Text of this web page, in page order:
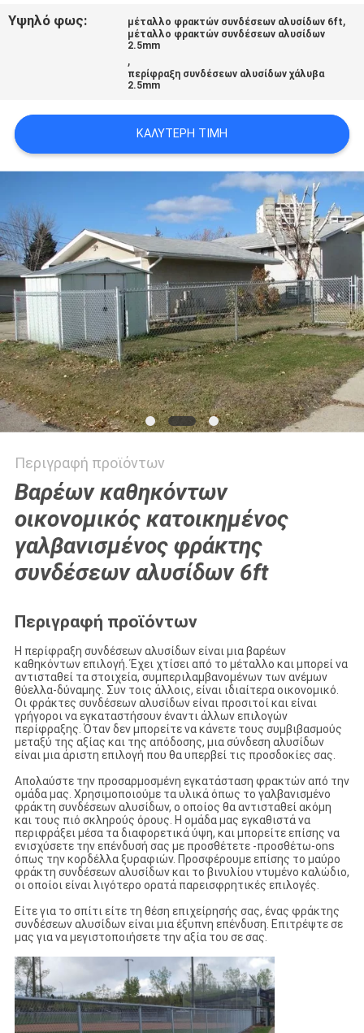
ΑΠΌΣΠΑΣΜΑ
PRIVACY
POLICY
Υψηλό φως: μέταλλο φρακτών συνδέσεων αλυσίδων 6ft,
μέταλλο φρακτών συνδέσεων αλυσίδων
2.5mm
,
περίφραξη συνδέσεων αλυσίδων χάλυβα
2.5mm
ΚΑΛΎΤΕΡΗ ΤΙΜΉ
Περιγραφή προϊόντων
Βαρέων καθηκόντων
οικονομικός κατοικημένος
γαλβανισμένος φράκτης
συνδέσεων αλυσίδων 6ft
Περιγραφή προϊόντων
Η περίφραξη συνδέσεων αλυσίδων είναι μια βαρέων
καθηκόντων επιλογή. Έχει χτίσει από το μέταλλο και μπορεί να
αντισταθεί τα στοιχεία, συμπεριλαμβανομένων των ανέμων
θύελλα-δύναμης. Συν τοις άλλοις, είναι ιδιαίτερα οικονομικό.
Οι φράκτες συνδέσεων αλυσίδων είναι προσιτοί και είναι
γρήγοροι να εγκαταστήσουν έναντι άλλων επιλογών
περίφραξης. Όταν δεν μπορείτε να κάνετε τους συμβιβασμούς
μεταξύ της αξίας και της απόδοσης, μια σύνδεση αλυσίδων
είναι μια άριστη επιλογή που θα υπερβεί τις προσδοκίες σας.
Απολαύστε την προσαρμοσμένη εγκατάσταση φρακτών από την
ομάδα μας. Χρησιμοποιούμε τα υλικά όπως το γαλβανισμένο
φράκτη συνδέσεων αλυσίδων, ο οποίος θα αντισταθεί ακόμη
και τους πιό σκληρούς όρους. Η ομάδα μας εγκαθιστά να
περιφράξει μέσα τα διαφορετικά ύψη, και μπορείτε επίσης να
ενισχύσετε την επένδυσή σας με προσθέτετε -προσθέτω-ons
όπως την κορδέλλα ξυραφιών. Προσφέρουμε επίσης το μαύρο
φράκτη συνδέσεων αλυσίδων και το βινυλίου ντυμένο καλώδιο,
οι οποίοι είναι λιγότερο ορατά παρεισφρητικές επιλογές.
Είτε για το σπίτι είτε τη θέση επιχείρησής σας, ένας φράκτης
συνδέσεων αλυσίδων είναι μια έξυπνη επένδυση. Επιτρέψτε σε
μας για να μεγιστοποιήσετε την αξία του σε σας.